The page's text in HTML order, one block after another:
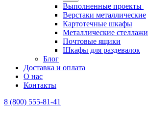
Выполненные проекты
Верстаки металлические
Картотечные шкафы
Металлические стеллажи
Почтовые ящики
Шкафы для раздевалок
Блог
Доставка и оплата
О нас
Контакты
8 (800) 555-81-41